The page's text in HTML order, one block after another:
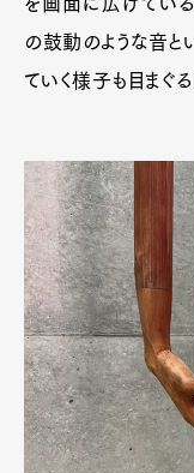
の鼓動のような音
ていく様子も目まぐる